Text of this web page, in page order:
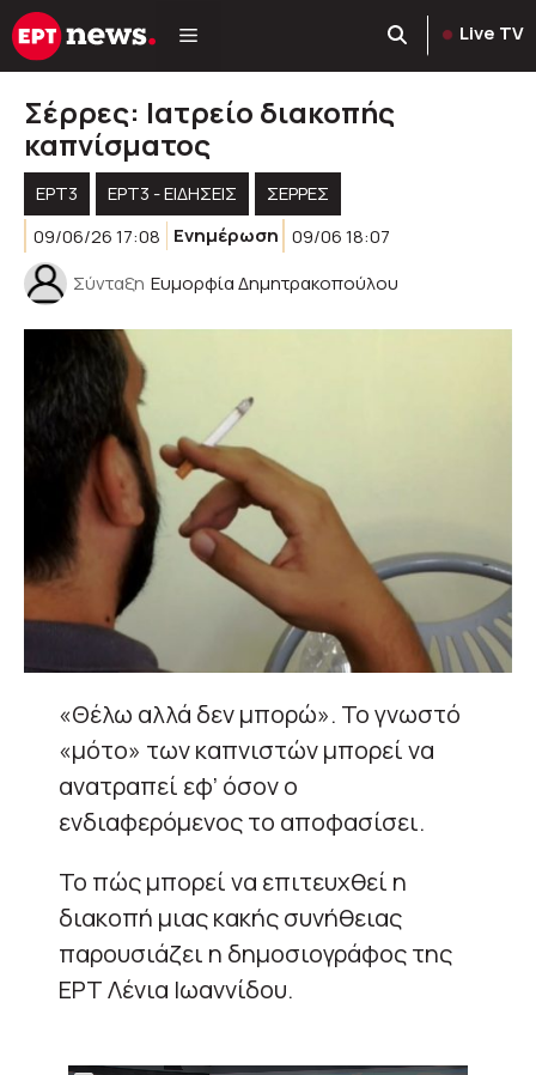
Μετάβαση
σε
Live TV
Σέρρες: Ιατρείο διακοπής
καπνίσματος
ΕΡΤ3 ΕΡΤ3 - ΕΙΔΉΣΕΙΣ
ΣΕΡΡΕΣ
09/06/26 17:08
Ενημέρωση 09/06 18:07
Σύνταξη Ευμορφία Δημητρακοπούλου
«Θέλω αλλά δεν μπορώ». Το γνωστό
«μότο» των καπνιστών μπορεί να
ανατραπεί εφ’ όσον ο
ενδιαφερόμενος το αποφασίσει.
Το πώς μπορεί να επιτευχθεί η
διακοπή μιας κακής συνήθειας
παρουσιάζει η δημοσιογράφος της
ΕΡΤ Λένια Ιωαννίδου.